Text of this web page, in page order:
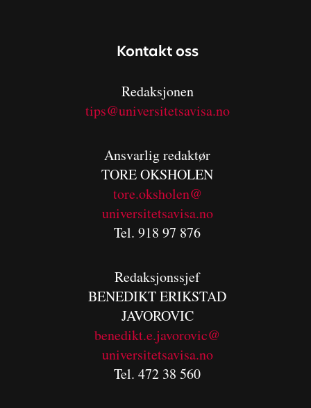
Kontakt oss
Redaksjonen
tips@universitetsavisa.no
Ansvarlig redaktør
TORE OKSHOLEN
tore.oksholen@
universitetsavisa.no
Tel. 918 97 876
Redaksjonssjef
BENEDIKTERIKSTAD
JAVOROVIC
benedikt.e.javorovic@
universitetsavisa.no
Tel. 472 38 560